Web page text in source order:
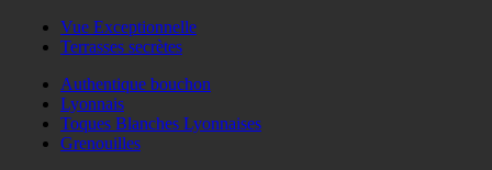
Vue Exceptionnelle
Terrasses secrètes
Authentique bouchon
Lyonnais
Toques Blanches Lyonnaises
Grenouilles